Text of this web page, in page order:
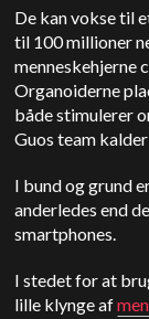
De kan vokse til
til 100 millioner
menneskehjerne
Organoiderne
både stimulerer
Guos team
I bund og grund
anderledes end
smartphones.
I stedet for at
lille klynge af